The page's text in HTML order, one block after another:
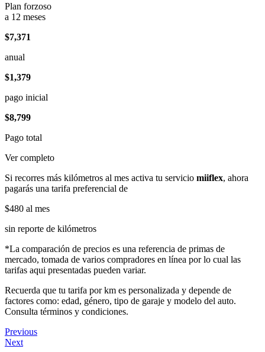
Plan forzoso
a 12 meses
$7,371
anual
$1,379
pago inicial
$8,799
Pago total
Ver completo
Si recorres más kilómetros al mes activa tu servicio miiflex, ahora
pagarás una tarifa preferencial de
$480 al mes
sin reporte de kilómetros
*La comparación de precios es una referencia de primas de
mercado, tomada de varios compradores en línea por lo cual las
tarifas aqui presentadas pueden variar.
Recuerda que tu tarifa por km es personalizada y depende de
factores como: edad, género, tipo de garaje y modelo del auto.
Consulta términos y condiciones.
Previous
Next